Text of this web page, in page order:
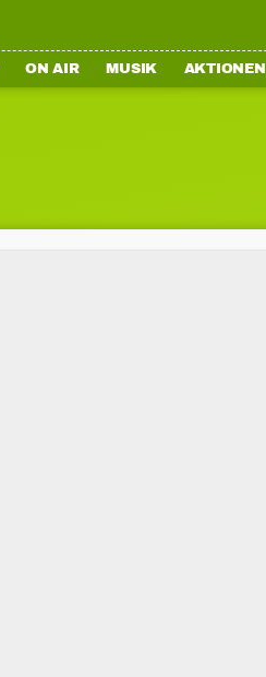
ON AIR MUSIK AKTIONEN